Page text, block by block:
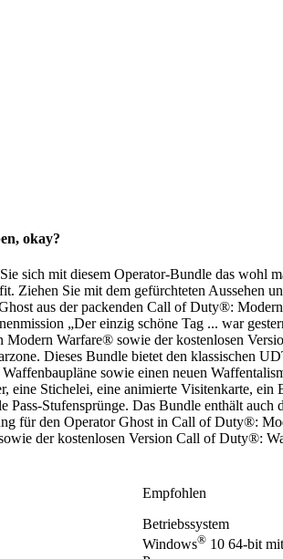
okay?
sich mit diesem Operator-Bundle das wohl
Ziehen Sie mit dem gefürchteten Aussehen
aus der packenden Call of Duty®:
„Der einzig schöne Tag ... war
Modern Warfare® sowie der kostenlosen
Dieses Bundle bietet den klassischen
sowie einen neuen
eine Stichelei, eine animierte Visitenkarte, ein
Pass-Stufensprünge. Das Bundle enthält auch
für den Operator Ghost in Call of Duty®:
der kostenlosen Version Call of Duty®:
Empfohlen
Betriebssystem
Windows® 10 64-bit